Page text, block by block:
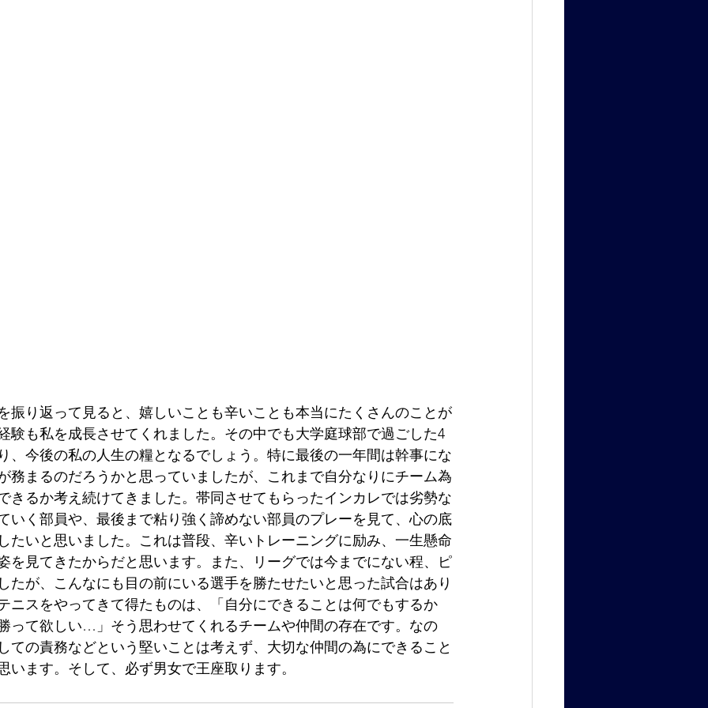
振り返って見ると、嬉しいことも辛いことも本当にたくさんのことが
験も私を成長させてくれました。その中でも大学庭球部で過ごした4
、今後の私の人生の糧となるでしょう。特に最後の一年間は幹事にな
務まるのだろうかと思っていましたが、これまで自分なりにチーム為
きるか考え続けてきました。帯同させてもらったインカレでは劣勢な
いく部員や、最後まで粘り強く諦めない部員のプレーを見て、心の底
たいと思いました。これは普段、辛いトレーニングに励み、一生懸命
を見てきたからだと思います。また、リーグでは今までにない程、ピ
たが、こんなにも目の前にいる選手を勝たせたいと思った試合はあり
ニスをやってきて得たものは、「自分にできることは何でもするか
って欲しい…」そう思わせてくれるチームや仲間の存在です。なの
ての責務などという堅いことは考えず、大切な仲間の為にできること
います。そして、必ず男女で王座取ります。